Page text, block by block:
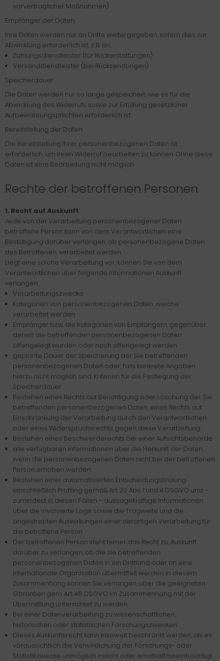
vorvertraglicher Maßnahmen)
Empfänger der Daten
Ihre Daten werden nur an Dritte weitergegeben, sofern dies zur
Abwicklung erforderlich ist, z. B. an:
Zahlungsdienstleister (für Rückerstattungen)
Versanddienstleister (bei Rücksendungen)
Speicherdauer
Die Daten werden nur so lange gespeichert, wie es für die
Abwicklung des Widerrufs sowie zur Erfüllung gesetzlicher
Aufbewahrungspflichten erforderlich ist.
Bereitstellung der Daten
Die Bereitstellung Ihrer personenbezogenen Daten ist
erforderlich, um Ihren Widerruf bearbeiten zu können. Ohne diese
Daten ist eine Bearbeitung nicht möglich.
Rechte der betroffenen Personen
1. Recht auf Auskunft
Jede von der Verarbeitung personenbezogener Daten
betroffene Person kann von dem Verantwortlichen eine
Bestätigung darüber verlangen, ob personenbezogene Daten
des Betroffenen, verarbeitet werden.
Liegt eine solche Verarbeitung vor, können Sie von dem
Verantwortlichen über folgende Informationen Auskunft
verlangen:
Verarbeitungszwecke
Kategorien von personenbezogenen Daten, welche
verarbeitet werden
Empfänger bzw. die Kategorien von Empfängern, gegenüber
denen die betreffenden personenbezogenen Daten
offengelegt wurden oder noch offengelegt werden
geplante Dauer der Speicherung der Sie betreffenden
personenbezogenen Daten oder, falls konkrete Angaben
hierzu nicht möglich sind, Kriterien für die Festlegung der
Speicherdauer
Bestehen eines Rechts auf Berichtigung oder Löschung der Sie
betreffenden personenbezogenen Daten, eines Rechts auf
Einschränkung der Verarbeitung durch den Verantwortlichen
oder eines Widerspruchsrechts gegen diese Verarbeitung
Bestehen eines Beschwerderechts bei einer Aufsichtsbehörde
alle verfügbaren Informationen über die Herkunft der Daten,
wenn die personenbezogenen Daten nicht bei der betroffenen
Person erhoben werden
Bestehen einer automatisierten Entscheidungsfindung
einschließlich Profiling gemäß Art. 22 Abs. 1 und 4 DSGVO und –
zumindest in diesen Fällen – aussagekräftige Informationen
über die involvierte Logik sowie die Tragweite und die
angestrebten Auswirkungen einer derartigen Verarbeitung für
die betroffene Person
Der betroffenen Person steht ferner das Recht zu, Auskunft
darüber zu verlangen, ob die sie betreffenden
personenbezogenen Daten in ein Drittland oder an eine
internationale Organisation übermittelt werden. In diesem
Zusammenhang können Sie verlangen, über die geeigneten
Garantien gem. Art. 46 DSGVO im Zusammenhang mit der
Übermittlung unterrichtet zu werden.
Bei einer Datenverarbeitung zu wissenschaftlichen,
historischen oder statistischen Forschungszwecken:
Dieses Auskunftsrecht kann insoweit beschränkt werden, als es
voraussichtlich die Verwirklichung der Forschungs- oder
Statistikzwecke unmöglich macht oder ernsthaft beeinträchtigt